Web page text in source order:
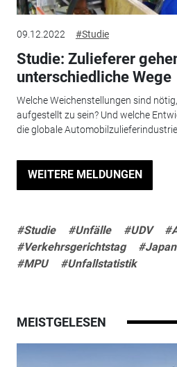
09.12.2022 #Studie
Studie: Zulieferer
unterschiedliche Wege
Welche Weichenstellungen sind
aufgestellt zu sein? Und welche
die globale
WEITERE MELDUNGEN
#Studie #Unfälle #UDV
#Verkehrsgerichtstag
#Japan
#MPU
#Unfallstatistik
MEISTGELESEN